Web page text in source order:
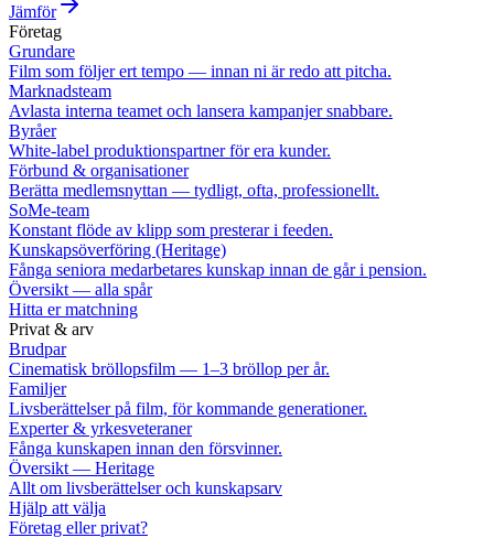
Jämför
Företag
Grundare
Film som följer ert tempo — innan ni är redo att pitcha.
Marknadsteam
Avlasta interna teamet och lansera kampanjer snabbare.
Byråer
White-label produktionspartner för era kunder.
Förbund & organisationer
Berätta medlemsnyttan — tydligt, ofta, professionellt.
SoMe-team
Konstant flöde av klipp som presterar i feeden.
Kunskapsöverföring (Heritage)
Fånga seniora medarbetares kunskap innan de går i pension.
Översikt — alla spår
Hitta er matchning
Privat & arv
Brudpar
Cinematisk bröllopsfilm — 1–3 bröllop per år.
Familjer
Livsberättelser på film, för kommande generationer.
Experter & yrkesveteraner
Fånga kunskapen innan den försvinner.
Översikt — Heritage
Allt om livsberättelser och kunskapsarv
Hjälp att välja
Företag eller privat?